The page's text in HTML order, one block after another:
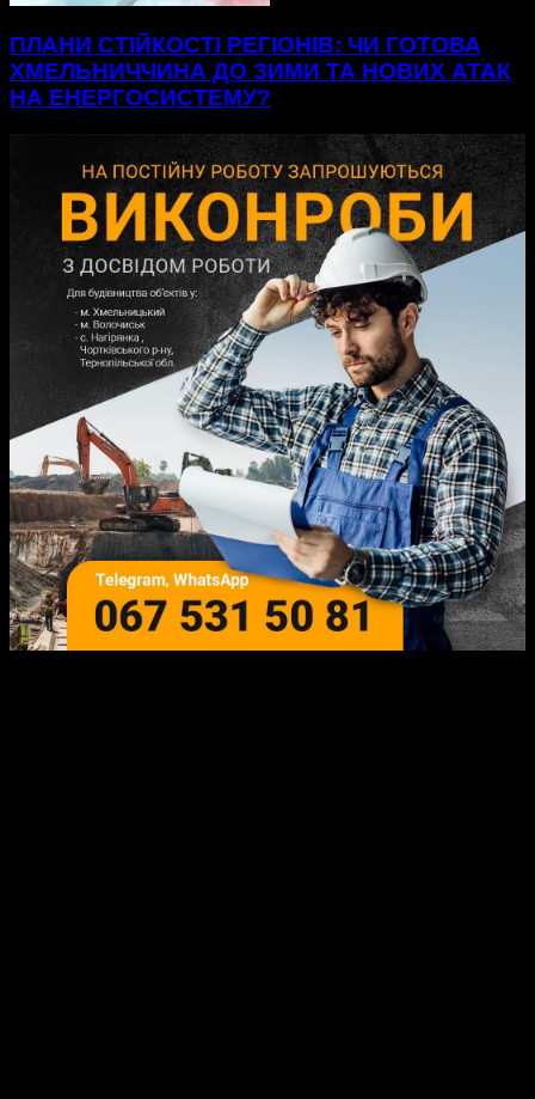
ПЛАНИ СТІЙКОСТІ РЕГІОНІВ: ЧИ ГОТОВА
ХМЕЛЬНИЧЧИНА ДО ЗИМИ ТА НОВИХ АТАК
НА ЕНЕРГОСИСТЕМУ?